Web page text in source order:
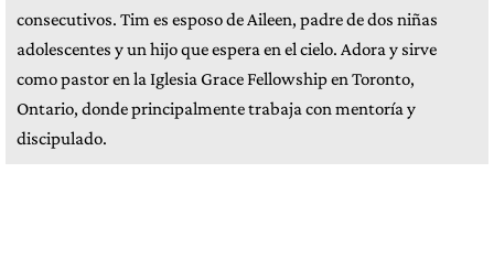
consecutivos. Tim es esposo de Aileen, padre de dos niñas
adolescentes y un hijo que espera en el cielo. Adora y sirve
como pastor en la Iglesia Grace Fellowship en Toronto,
Ontario, donde principalmente trabaja con mentoría y
discipulado.